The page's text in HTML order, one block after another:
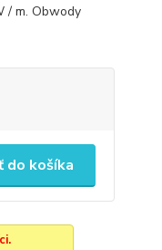
/ m. Obwody
do košíka